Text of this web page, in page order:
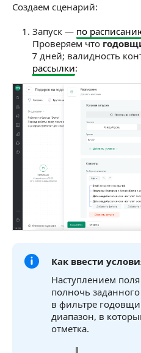
Создаем сценарий:
Запуск — по
Проверяем что
7 дней; валидность
рассылки:
Как ввести
Наступлением поля
полночь
в фильтре
диапазон, в
отметка.